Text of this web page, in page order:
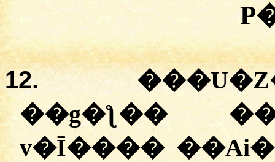
12.
��g�ƪ��
v�Ī����